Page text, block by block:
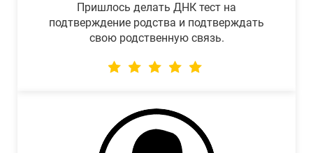
Пришлось делать ДНК тест на
подтверждение родства и подтверждать
свою родственную связь.